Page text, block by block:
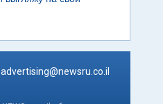
advertising@newsru.co.il